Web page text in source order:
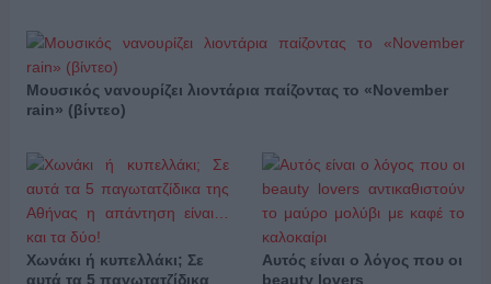
Μουσικός νανουρίζει λιοντάρια παίζοντας το «November
rain» (βίντεο)
Χωνάκι ή κυπελλάκι; Σε
αυτά τα 5 παγωτατζίδικα
Αυτός είναι ο λόγος που οι
beauty lovers